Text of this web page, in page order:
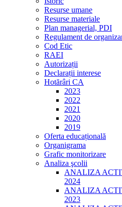
Resurse umane
Resurse materiale
Plan managerial, PDI
Regulament de
Cod Etic
RAEI
Autorizații
Declarații interese
Hotărâri CA
2023
2022
2021
2020
2019
Oferta educațională
Organigrama
Grafic monitorizare
Analiza şcolii
ANALIZA
2024
ANALIZA
2023